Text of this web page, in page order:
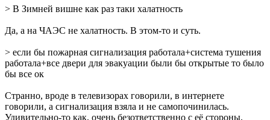
> В Зимней вишне как раз таки халатность
Да, а на ЧАЭС не халатность. В этом-то и суть.
> если бы пожарная сигнализация работала+система тушения
работала+все двери для эвакуации были бы открытые то было
бы все ок
Странно, вроде в телевизорах говорили, в интернете
говорили, а сигнализация взяла и не самопочинилась.
Удивительно-то как, очень безответственно с её стороны.